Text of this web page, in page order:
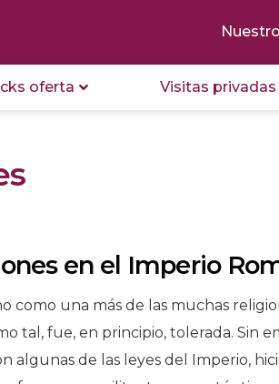
oferta Visitas privadas
en el Imperio
como una más de las muchas
tal, fue, en principio, tolerada. Sin
de las leyes del Imperio,